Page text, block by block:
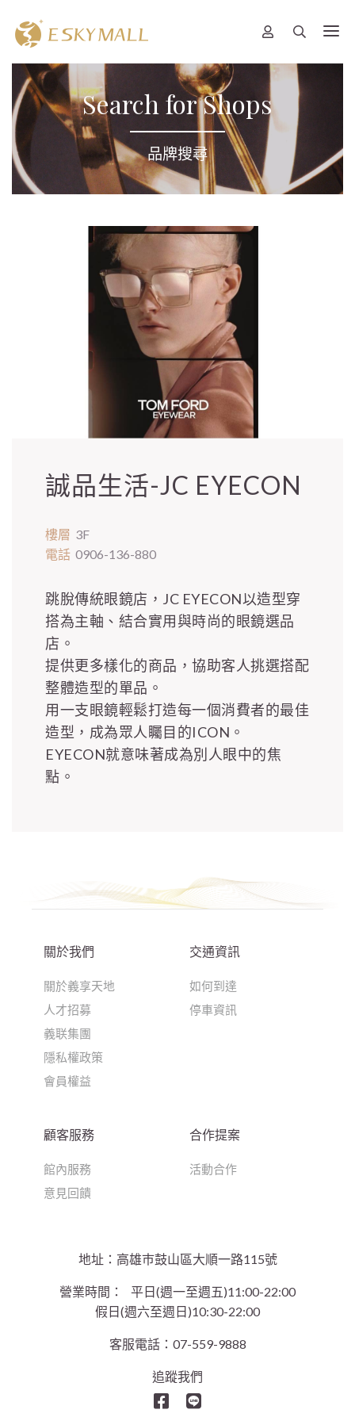
Search for Shops
品牌搜尋
誠品生活-JC EYECON
樓層 3F
電話 0906-136-880
跳脫傳統眼鏡店，JC EYECON以造型穿
搭為主軸、結合實用與時尚的眼鏡選品
店。
提供更多樣化的商品，協助客人挑選搭配
整體造型的單品。
用一支眼鏡輕鬆打造每一個消費者的最佳
造型，成為眾人矚目的ICON。
EYECON就意味著成為別人眼中的焦
點。
地址：高雄巿鼓山區大順一路115號
營業時間：
平日(週一至週五)11:00-22:00
假日(週六至週日)10:30-22:00
客服電話：07-559-9888
追蹤我們
關於我們
關於義享天地
人才招募
義联集團
隱私權政策
會員權益
交通資訊
如何到達
停車資訊
顧客服務
館內服務
意見回饋
合作提案
活動合作